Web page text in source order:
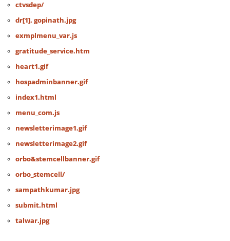
ctvsdep/
dr[1]. gopinath.jpg
exmplmenu_var.js
gratitude_service.htm
heart1.gif
hospadminbanner.gif
index1.html
menu_com.js
newsletterimage1.gif
newsletterimage2.gif
orbo&stemcellbanner.gif
orbo_stemcell/
sampathkumar.jpg
submit.html
talwar.jpg